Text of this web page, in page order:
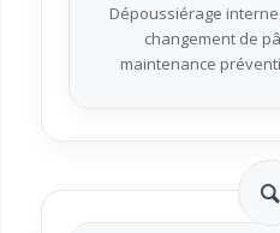
Dépoussiérage
changement de
maintenance